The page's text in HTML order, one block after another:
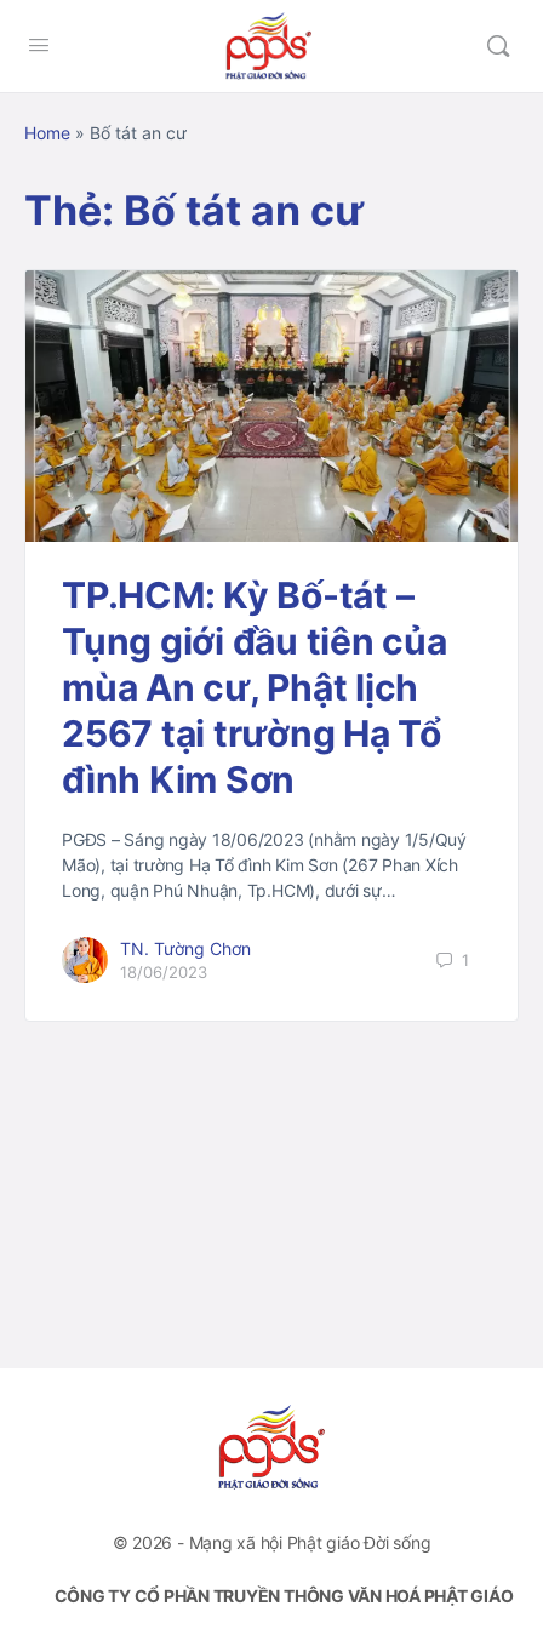
Home » Bố tát an cư
Thẻ: Bố tát an cư
TP.HCM: Kỳ Bố-tát –
Tụng giới đầu tiên của
mùa An cư, Phật lịch
2567 tại trường Hạ Tổ
đình Kim Sơn
PGĐS – Sáng ngày 18/06/2023 (nhằm ngày 1/5/Quý
Mão), tại trường Hạ Tổ đình Kim Sơn (267 Phan Xích
Long, quận Phú Nhuận, Tp.HCM), dưới sự…
TN. Tường Chơn
18/06/2023
1
© 2026 - Mạng xã hội Phật giáo Đời sống
CÔNG TY CỔ PHẦN TRUYỀN THÔNG VĂN HOÁ PHẬT GIÁO